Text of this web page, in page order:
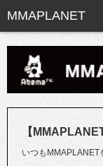
【
いつもMMAPLANET